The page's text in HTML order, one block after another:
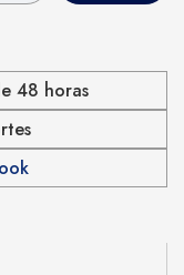
48 horas